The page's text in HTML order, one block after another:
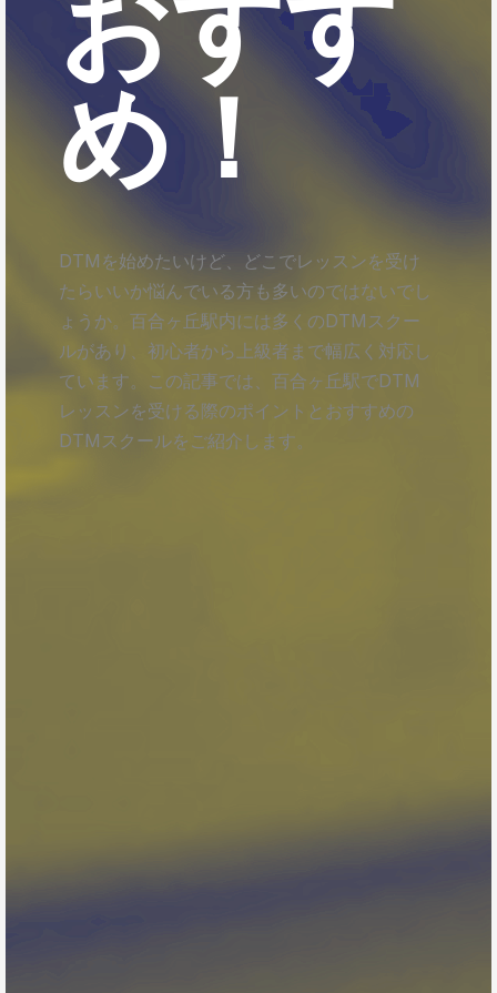
め！
DTMを始めたいけど、どこでレッスンを受け
たらいいか悩んでいる方も多いのではないでし
ょうか。百合ヶ丘駅内には多くのDTMスクー
ルがあり、初心者から上級者まで幅広く対応し
ています。この記事では、百合ヶ丘駅でDTM
レッスンを受ける際のポイントとおすすめの
DTMスクールをご紹介します。